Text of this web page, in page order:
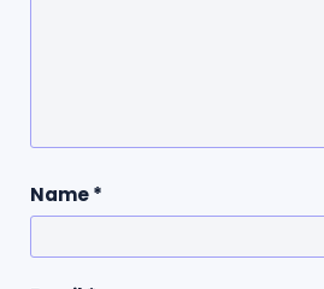
Name*